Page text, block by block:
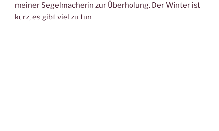
meiner Segelmacherin zur Überholung. Der Winter ist
kurz, es gibt viel zu tun.